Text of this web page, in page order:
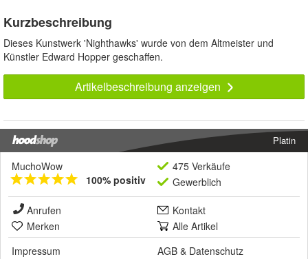
Kurzbeschreibung
Dieses Kunstwerk 'Nighthawks' wurde von dem Altmeister und
Künstler Edward Hopper geschaffen.
Artikelbeschreibung anzeigen
Platin
MuchoWow
100% positiv
475 Verkäufe
Gewerblich
Anrufen
Kontakt
Merken
Alle Artikel
Impressum
AGB & Datenschutz